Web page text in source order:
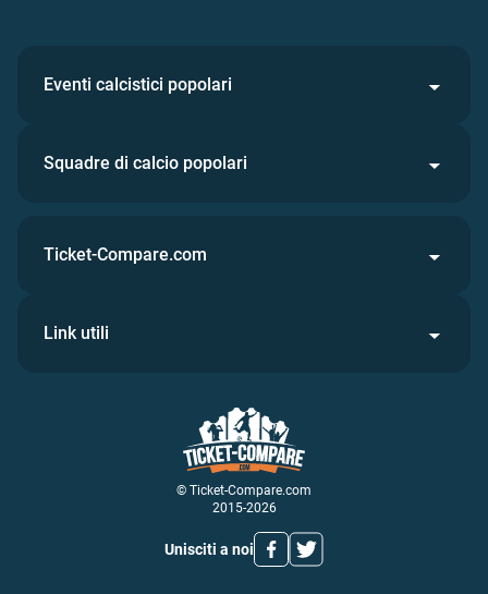
Eventi calcistici popolari
Squadre di calcio popolari
© Ticket-Compare.com
2015-2026
Unisciti a noi
Ticket-Compare.com
Link utili